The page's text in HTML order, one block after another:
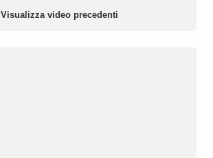
Visualizza video precedenti